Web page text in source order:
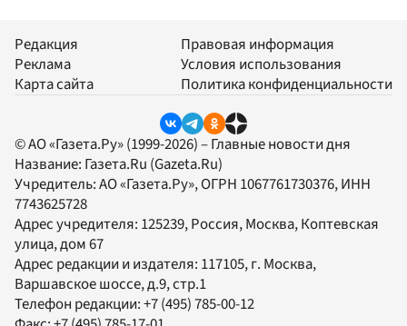
Редакция
Реклама
Карта сайта
Правовая информация
Условия использования
Политика конфиденциальности
© АО «Газета.Ру» (1999-2026) – Главные новости дня
Название: Газета.Ru (Gazeta.Ru)
Учредитель:АО «Газета.Ру», ОГРН 1067761730376, ИНН
7743625728
Адрес учредителя: 125239, Россия, Москва, Коптевская
улица, дом 67
Адрес редакции и издателя: 117105, г. Москва,
Варшавское шоссе, д.9, стр.1
Телефон редакции:+7 (495) 785-00-12